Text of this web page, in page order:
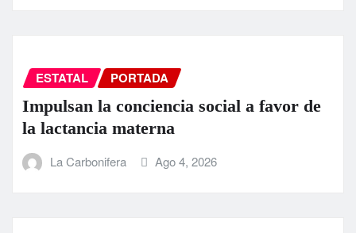
ESTATAL PORTADA
Impulsan la conciencia social a favor de
la lactancia materna
La Carbonifera Ago 4, 2026